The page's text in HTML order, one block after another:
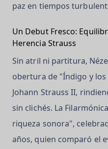
paz en tiempos
Un Debut Fresco:
Herencia Strauss
Sin atril ni partitura,
obertura de "Índigo y
Johann Strauss II,
sin clichés. La
riqueza sonora",
años, quien comparó el